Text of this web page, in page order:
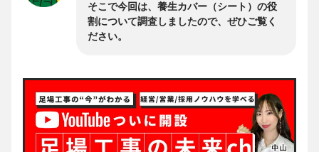
そこで今回は、養生カバー（シート）の役
割について調査しましたので、ぜひご覧く
ださい。